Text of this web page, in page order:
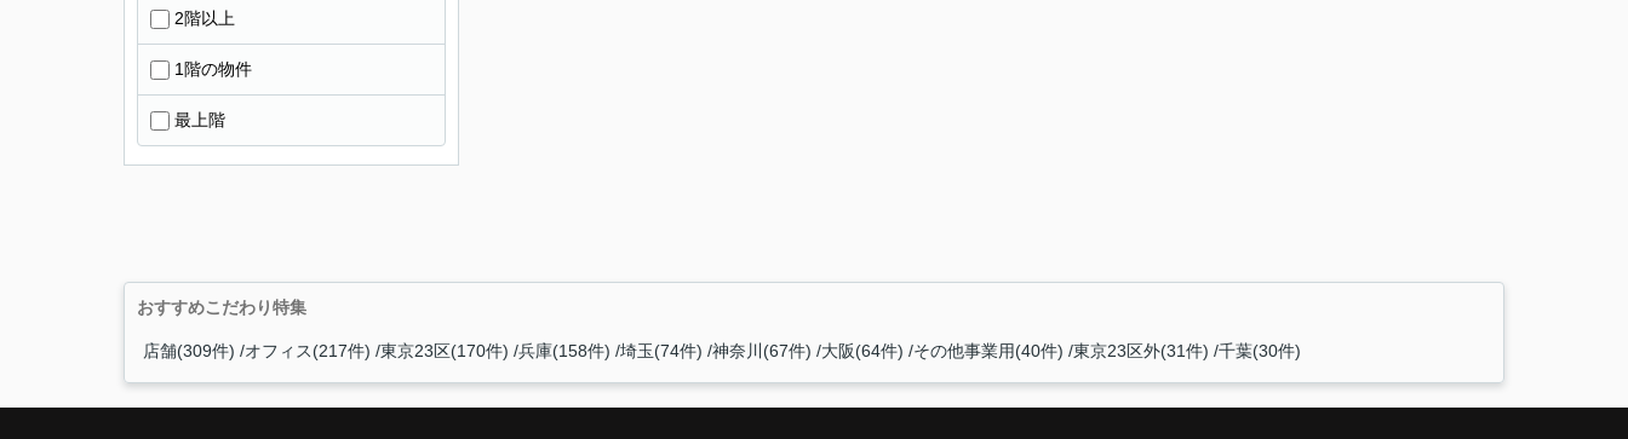
2階以上
1階の物件
最上階
おすすめこだわり特集
店舗(309件) オフィス(217件) 東京23区(170件) 兵庫(158件) 埼玉(74件) 神奈川(67件) 大阪(64件) その他事業用(40件) 東京23区外(31件) 千葉(30件)